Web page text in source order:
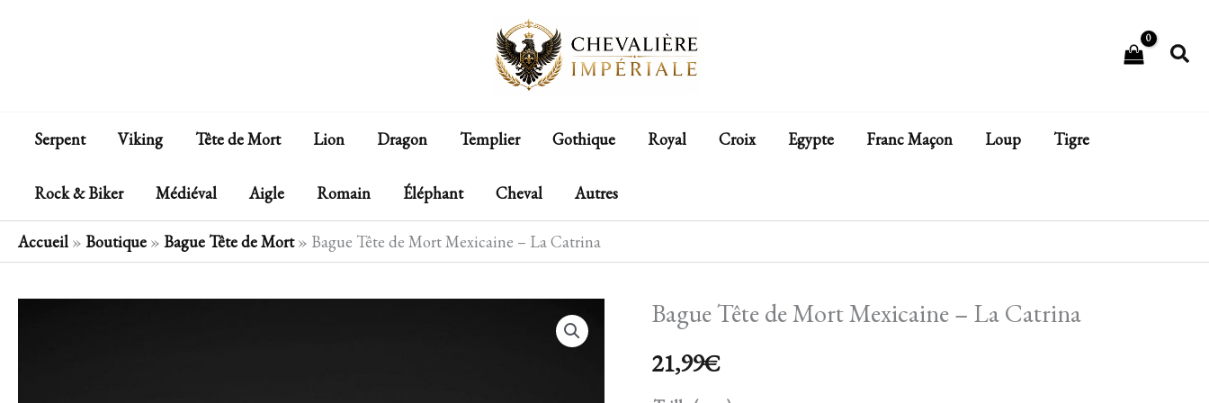
Serpent Viking Tête de Mort Lion Dragon Templier Gothique Royal Croix Egypte Franc Maçon Loup Tigre
Rock & Biker Médiéval Aigle Romain Éléphant Cheval Autres
Accueil » Boutique » Bague Tête de Mort» Bague Tête de Mort Mexicaine – La Catrina
Bague Tête de Mort Mexicaine – La Catrina
21,99€
quantité
Bague